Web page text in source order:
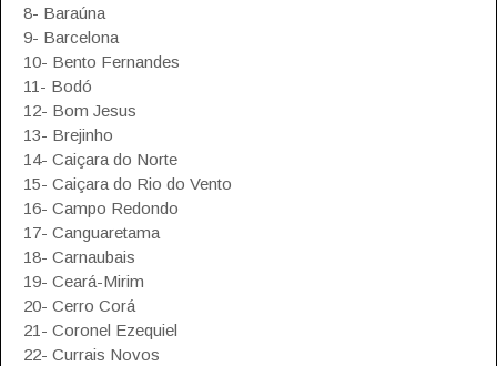
8- Baraúna
9- Barcelona
10- Bento Fernandes
11- Bodó
12- Bom Jesus
13- Brejinho
14- Caiçara do Norte
15- Caiçara do Rio do Vento
16- Campo Redondo
17- Canguaretama
18- Carnaubais
19- Ceará-Mirim
20- Cerro Corá
21- Coronel Ezequiel
22- Currais Novos